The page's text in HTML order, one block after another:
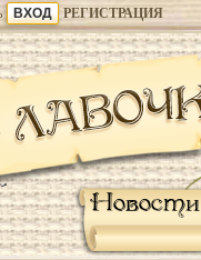
РЕГИСТРАЦИЯ
Новости